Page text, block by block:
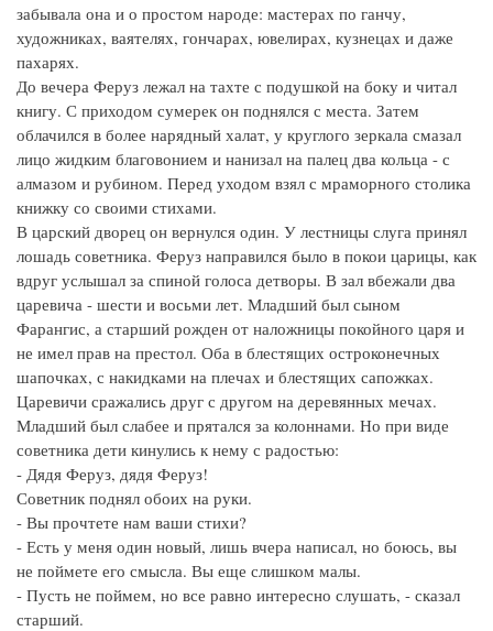
забывала она и о простом народе: мастерах по ганчу,
художниках, ваятелях, гончарах, ювелирах, кузнецах и даже
пахарях.
До вечера Феруз лежал на тахте с подушкой на боку и читал
книгу. С приходом сумерек он поднялся с места. Затем
облачился в более нарядный халат, у круглого зеркала смазал
лицо жидким благовонием и нанизал на палец два кольца - с
алмазом и рубином. Перед уходом взял с мраморного столика
книжку со своими стихами.
В царский дворец он вернулся один. У лестницы слуга принял
лошадь советника. Феруз направился было в покои царицы, как
вдруг услышал за спиной голоса детворы. В зал вбежали два
царевича - шести и восьми лет. Младший был сыном
Фарангис, а старший рожден от наложницы покойного царя и
не имел прав на престол. Оба в блестящих остроконечных
шапочках, с накидками на плечах и блестящих сапожках.
Царевичи сражались друг с другом на деревянных мечах.
Младший был слабее и прятался за колоннами. Но при виде
советника дети кинулись к нему с радостью:
- Дядя Феруз, дядя Феруз!
Советник поднял обоих на руки.
- Вы прочтете нам ваши стихи?
- Есть у меня один новый, лишь вчера написал, но боюсь, вы
не поймете его смысла. Вы еще слишком малы.
- Пусть не поймем, но все равно интересно слушать, - сказал
старший.